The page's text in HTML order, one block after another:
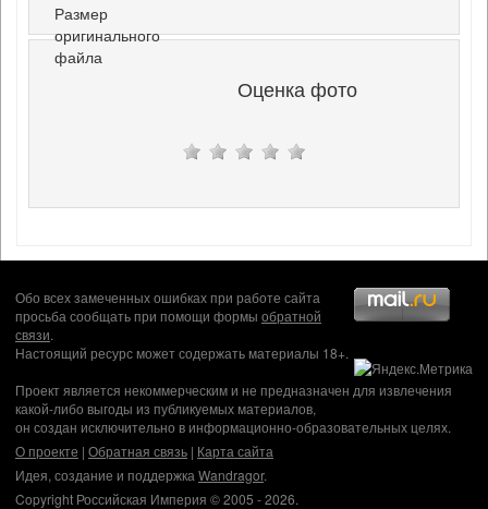
Размер
оригинального
файла
Оценка фото
Обо всех замеченных ошибках при работе сайта
просьба сообщать при помощи формы обратной
связи.
Настоящий ресурс может содержать материалы 18+.
Проект является некоммерческим и не предназначен для извлечения
какой-либо выгоды из публикуемых материалов,
он создан исключительно в информационно-образовательных целях.
О проекте | Обратная связь | Карта сайта
Идея, создание и поддержка Wandragor.
Copyright Российская Империя © 2005 - 2026.